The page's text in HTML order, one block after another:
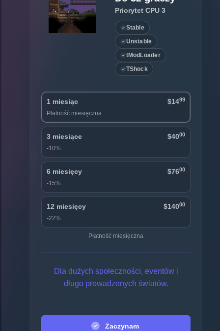
Priorytet CPU 3
Stable
Unstable
tModLoader
TShock
1 miesiąc $1499
Płatność miesięczna
3 miesiące $4000
-10%
6 miesięcy $7600
-15%
12 miesięcy $14000
-22%
Płatność miesięczna
Dla dużych społeczności, eventów i
długo prowadzonych światów.
Zaczynam